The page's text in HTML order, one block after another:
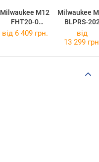
Milwaukee M12
FHT20-0
(4933479675)
Milwaukee
BLPRS-
від 6 409 грн.
від
13 299